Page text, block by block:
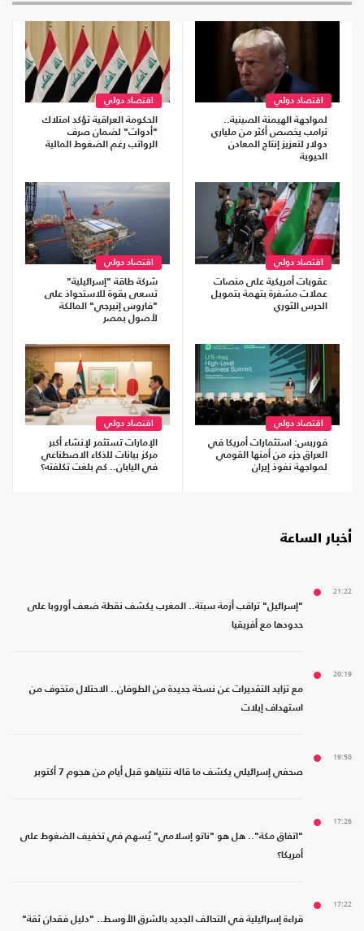
اقتصاد دولي
لمواجهة الهيمنة الصينية..
ترامب يخصص أكثر من ملياري
دولار لتعزيز إنتاج المعادن
الحيوية
اقتصاد دولي
الحكومة العراقية تؤكد امتلاك
"أدوات" لضمان صرف
الرواتب رغم الضغوط المالية
اقتصاد دولي
عقوبات أمريكية على منصات
عملات مشفرة بتهمة بتمويل
الحرس الثوري
اقتصاد دولي
شركة طاقة "إسرائيلية"
تسعى بقوة للاستحواذ على
"فاروس إنيرجي" المالكة
لأصول بمصر
اقتصاد دولي
فوربس: استثمارات أمريكا في
العراق جزء من أمنها القومي
لمواجهة نفوذ إيران
اقتصاد دولي
الإمارات تستثمر لإنشاء أكبر
مركز بيانات للذكاء الاصطناعي
في اليابان.. كم بلغت تكلفته؟
أخبار الساعة
21:22
"إسرائيل" تراقب أزمة سبتة.. المغرب يكشف نقطة ضعف أوروبا على
حدودها مع أفريقيا
20:19
مع تزايد التقديرات عن نسخة جديدة من الطوفان.. الاحتلال متخوف من
استهداف إيلات
19:58
صحفي إسرائيلي يكشف ما قاله نتنياهو قبل أيام من هجوم 7 أكتوبر
17:26
"اتفاق مكة".. هل هو "ناتو إسلامي" يُسهم في تخفيف الضغوط على
أمريكا؟
17:22
قراءة إسرائيلية في التحالف الجديد بالشرق الأوسط.. "دليل فقدان ثقة"